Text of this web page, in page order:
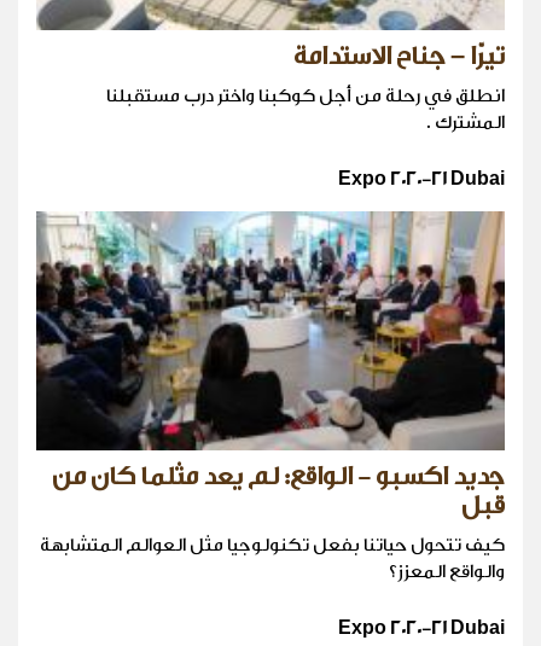
تيرّا – جناح الاستدامة
انطلق في رحلة من أجل كوكبنا واختر درب مستقبلنا
المشترك .
Expo 2020-21 Dubai
جديد اكسبو - الواقع: لم يعد مثلما كان من
قبل
كيف تتحول حياتنا بفعل تكنولوجيا مثل العوالم المتشابهة
والواقع المعزز؟
Expo 2020-21 Dubai